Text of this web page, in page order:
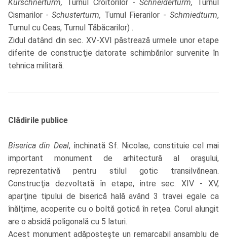
Kürschnerturm, Turnul Croitorilor - Schneiderturm, Turnul
Cismarilor - Schusterturm, Turnul Fierarilor - Schmiedturm,
Turnul cu Ceas, Turnul Tăbăcarilor) .
Zidul datând din sec. XV-XVI păstrează urmele unor etape
diferite de construcţie datorate schimbărilor survenite în
tehnica militară.
Clădirile publice
Biserica din Deal, închinată Sf. Nicolae, constituie cel mai
important monument de arhitectură al oraşului,
reprezentativă pentru stilul gotic transilvănean.
Construcţia dezvoltată în etape, intre sec. XIV - XV,
aparţine tipului de biserică hală având 3 travei egale ca
înălţime, acoperite cu o boltă gotică în reţea. Corul alungit
are o absidă poligonală cu 5 laturi.
Acest monument adăposteşte un remarcabil ansamblu de